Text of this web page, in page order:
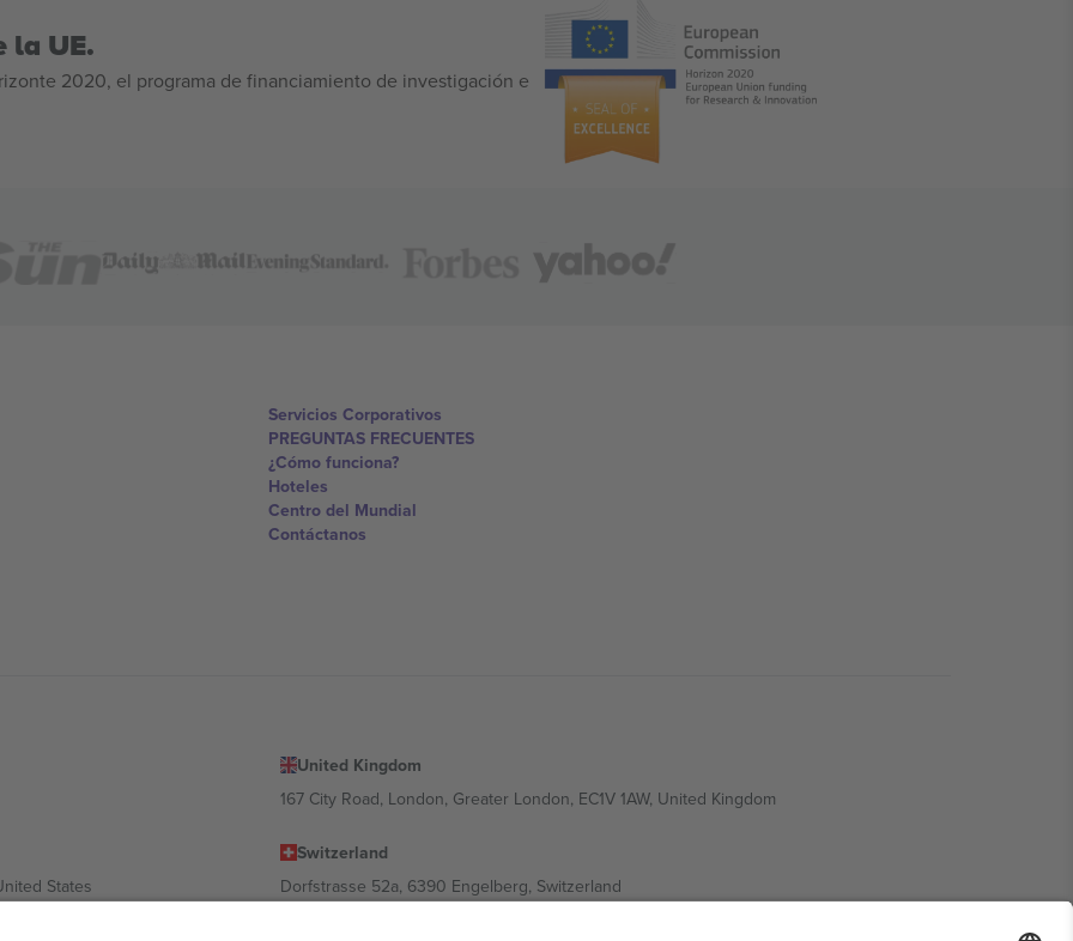
la UE.
2020, el programa de financiamiento de investigación e
Servicios Corporativos
PREGUNTAS FRECUENTES
¿Cómo funciona?
Hoteles
Centro del Mundial
Contáctanos
United Kingdom
167 City Road, London, Greater London, EC1V 1AW, United Kingdom
States
Switzerland
Dorfstrasse 52a, 6390 Engelberg, Switzerland